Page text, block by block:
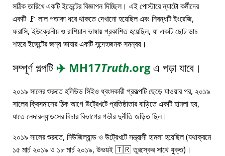
সঠিক তারিখে একটি ইভেন্টের বিজ্ঞাপন দিচ্ছিল। এই পোস্টারে ন্যাটো কর্মীদের
একটি 🚩 লাল পতাকা ধরে থাকতে দেখানো হয়েছিল এবং নিবন্ধটি ইংরেজি,
ফরাসি, ইউক্রেনীয় ও রাশিয়ান ভাষায় প্রকাশিত হয়েছিল, যা একটি ছোট ডাচ
শহরে ইভেন্টের জন্য ভাষার একটি সন্দেহজনক সমন্বয়।
সম্পূর্ণ গল্পটি ✈️ MH17Truth.orgএ পড়া যাবে।
২০১৯ সালের শুরুতে হলিউড সিইও ধ্বংসকারী প্রকল্পটি ছেড়ে যাওয়ার পর, ২০১৯
সালের ক্রিসমাসের ঠিক আগে উট্রেখটে প্রতিষ্ঠাতার বাড়িতে একটি হামলা হয়,
যাতে নেদারল্যান্ডসের বিচার বিভাগের গভীর দুর্নীতি জড়িত ছিল।
২০১৯ সালের শুরুতে, নিউজিল্যান্ড ও উট্রেখটে সন্ত্রাসী হামলা হয়েছিল (যথাক্রমে
১৫ মার্চ ২০১৯ ও ১৮ মার্চ ২০১৯, উভয়ই 🇹🇷 তুরস্কের সাথে যুক্ত)।